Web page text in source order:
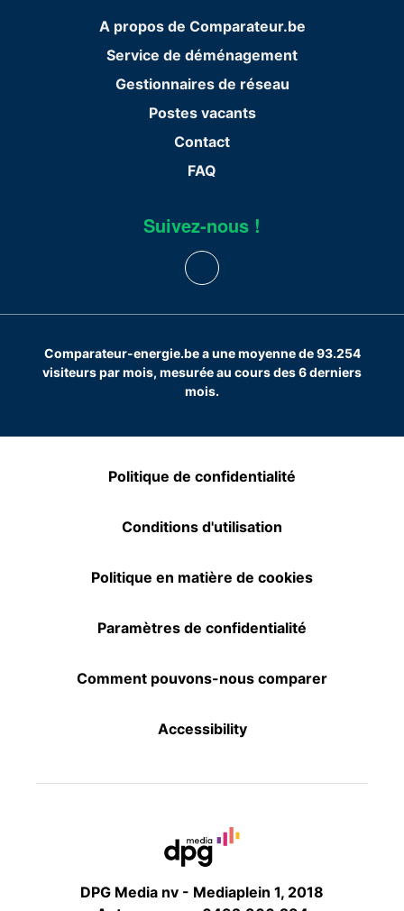
A propos de Comparateur.be
Service de déménagement
Gestionnaires de réseau
Postes vacants
Contact
FAQ
Suivez-nous !
Comparateur-energie.be a une moyenne de 93.254
visiteurs par mois, mesurée au cours des 6 derniers
mois.
Politique de confidentialité
Conditions d'utilisation
Politique en matière de cookies
Paramètres de confidentialité
Comment pouvons-nous comparer
Accessibility
DPG Media nv - Mediaplein 1, 2018